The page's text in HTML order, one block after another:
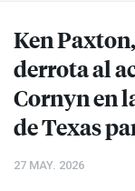
Ken
derrota al
Cornyn en
de Texas
27 MAY. 2026